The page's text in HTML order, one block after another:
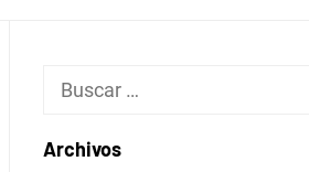
Buscar:
Archivos